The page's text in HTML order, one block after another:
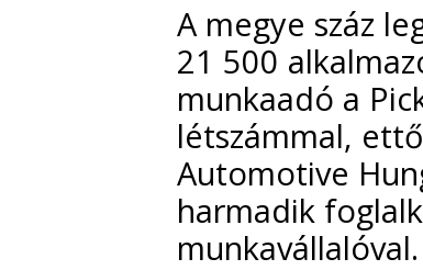
A megye száz
21 500
munkaadó a
létszámmal,
Automotive
harmadik
munkavállalóval.